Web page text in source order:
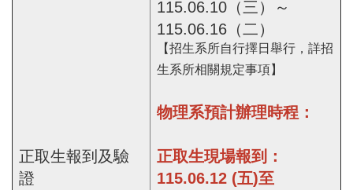
正取生報到及驗
證
115.06.10（三）～
115.06.16（二）
【招生系所自行擇日舉行，詳招
生系所相關規定事項】
物理系預計辦理時程：
正取生現場報到：
115.06.12 (五)至